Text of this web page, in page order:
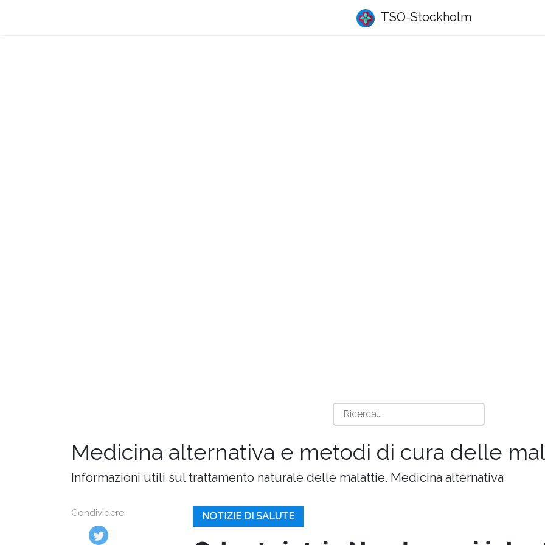
TSO-Stockholm
Medicina alternativa e metodi di cura delle
Informazioni utili sul trattamento naturale delle malattie. Medicina alternativa
Condividere: NOTIZIE DI SALUTE